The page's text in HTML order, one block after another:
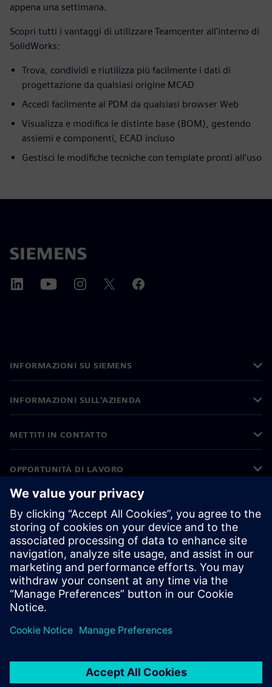
appena una settimana.
Scopri tutti i vantaggi di utilizzare Teamcenter all'interno di
SolidWorks:
Trova, condividi e riutilizza più facilmente i dati di
progettazione da qualsiasi origine MCAD
Accedi facilmente al PDM da qualsiasi browser Web
Visualizza e modifica le distinte base (BOM), gestendo
assiemi e componenti, ECAD incluso
Gestisci le modifiche tecniche con template pronti all’uso
INFORMAZIONI SU SIEMENS
INFORMAZIONI SULL'AZIENDA
METTITI IN CONTATTO
OPPORTUNITÀ DI LAVORO
©Siemens 2026
Informazioni aziendali
Informativa sulla privacy
Informativa sui cookie
Condizioni di utilizzo
ID digitale